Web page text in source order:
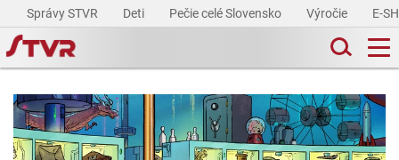
Správy STVR Deti Pečie celé Slovensko Výročie E-